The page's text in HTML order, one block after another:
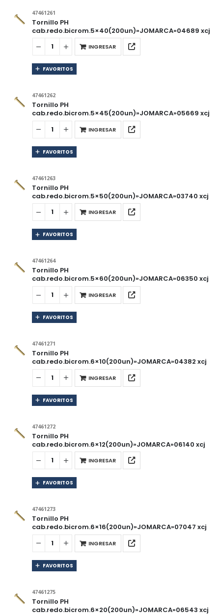
47461261
Tornillo PH
cab.redo.bicrom.5×40(200un)»JOMARCA»04689 xcj
INGRESAR
FAVORITOS
47461262
Tornillo PH
cab.redo.bicrom.5×45(200un)»JOMARCA»05669 xcj
INGRESAR
FAVORITOS
47461263
Tornillo PH
cab.redo.bicrom.5×50(200un)»JOMARCA»03740 xcj
INGRESAR
FAVORITOS
47461264
Tornillo PH
cab.redo.bicrom.5×60(200un)»JOMARCA»06350 xcj
INGRESAR
FAVORITOS
47461271
Tornillo PH
cab.redo.bicrom.6×10(200un)»JOMARCA»04382 xcj
INGRESAR
FAVORITOS
47461272
Tornillo PH
cab.redo.bicrom.6×12(200un)»JOMARCA»06140 xcj
INGRESAR
FAVORITOS
47461273
Tornillo PH
cab.redo.bicrom.6×16(200un)»JOMARCA»07047 xcj
INGRESAR
FAVORITOS
47461275
Tornillo PH
cab.redo.bicrom.6×20(200un)»JOMARCA»06543 xcj